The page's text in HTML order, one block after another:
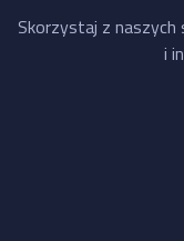
Skorzystaj z
i